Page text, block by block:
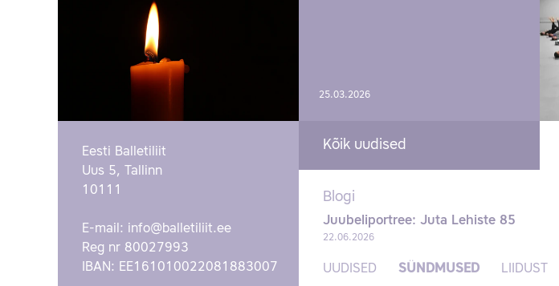
25.03.2026
Kõik uudised
Eesti Balletiliit
Uus 5, Tallinn
10111
E-mail: info@balletiliit.ee
Reg nr 80027993
IBAN: EE161010022081883007
Blogi
Juubeliportree: Juta Lehiste 85
22.06.2026
UUDISED SÜNDMUSED LIIDUST